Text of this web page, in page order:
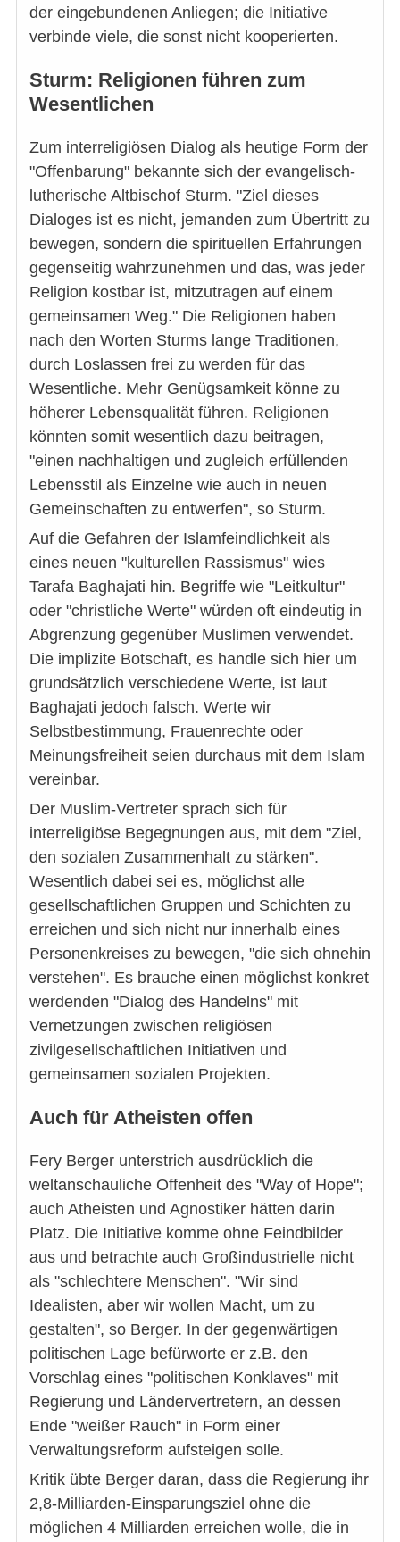
der eingebundenen Anliegen; die Initiative
verbinde viele, die sonst nicht kooperierten.
Sturm: Religionen führen zum
Wesentlichen
Zum interreligiösen Dialog als heutige Form der
"Offenbarung" bekannte sich der evangelisch-
lutherische Altbischof Sturm. "Ziel dieses
Dialoges ist es nicht, jemanden zum Übertritt zu
bewegen, sondern die spirituellen Erfahrungen
gegenseitig wahrzunehmen und das, was jeder
Religion kostbar ist, mitzutragen auf einem
gemeinsamen Weg." Die Religionen haben
nach den Worten Sturms lange Traditionen,
durch Loslassen frei zu werden für das
Wesentliche. Mehr Genügsamkeit könne zu
höherer Lebensqualität führen. Religionen
könnten somit wesentlich dazu beitragen,
"einen nachhaltigen und zugleich erfüllenden
Lebensstil als Einzelne wie auch in neuen
Gemeinschaften zu entwerfen", so Sturm.
Auf die Gefahren der Islamfeindlichkeit als
eines neuen "kulturellen Rassismus" wies
Tarafa Baghajati hin. Begriffe wie "Leitkultur"
oder "christliche Werte" würden oft eindeutig in
Abgrenzung gegenüber Muslimen verwendet.
Die implizite Botschaft, es handle sich hier um
grundsätzlich verschiedene Werte, ist laut
Baghajati jedoch falsch. Werte wir
Selbstbestimmung, Frauenrechte oder
Meinungsfreiheit seien durchaus mit dem Islam
vereinbar.
Der Muslim-Vertreter sprach sich für
interreligiöse Begegnungen aus, mit dem "Ziel,
den sozialen Zusammenhalt zu stärken".
Wesentlich dabei sei es, möglichst alle
gesellschaftlichen Gruppen und Schichten zu
erreichen und sich nicht nur innerhalb eines
Personenkreises zu bewegen, "die sich ohnehin
verstehen". Es brauche einen möglichst konkret
werdenden "Dialog des Handelns" mit
Vernetzungen zwischen religiösen
zivilgesellschaftlichen Initiativen und
gemeinsamen sozialen Projekten.
Auch für Atheisten offen
Fery Berger unterstrich ausdrücklich die
weltanschauliche Offenheit des "Way of Hope";
auch Atheisten und Agnostiker hätten darin
Platz. Die Initiative komme ohne Feindbilder
aus und betrachte auch Großindustrielle nicht
als "schlechtere Menschen". "Wir sind
Idealisten, aber wir wollen Macht, um zu
gestalten", so Berger. In der gegenwärtigen
politischen Lage befürworte er z.B. den
Vorschlag eines "politischen Konklaves" mit
Regierung und Ländervertretern, an dessen
Ende "weißer Rauch" in Form einer
Verwaltungsreform aufsteigen solle.
Kritik übte Berger daran, dass die Regierung ihr
2,8-Milliarden-Einsparungsziel ohne die
möglichen 4 Milliarden erreichen wolle, die in